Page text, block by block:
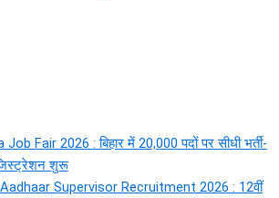
Fair 2026 : बिहार में 20,000 पदों पर सीधी भर्ती-
शुरू
Supervisor Recruitment 2026 : 12वीं